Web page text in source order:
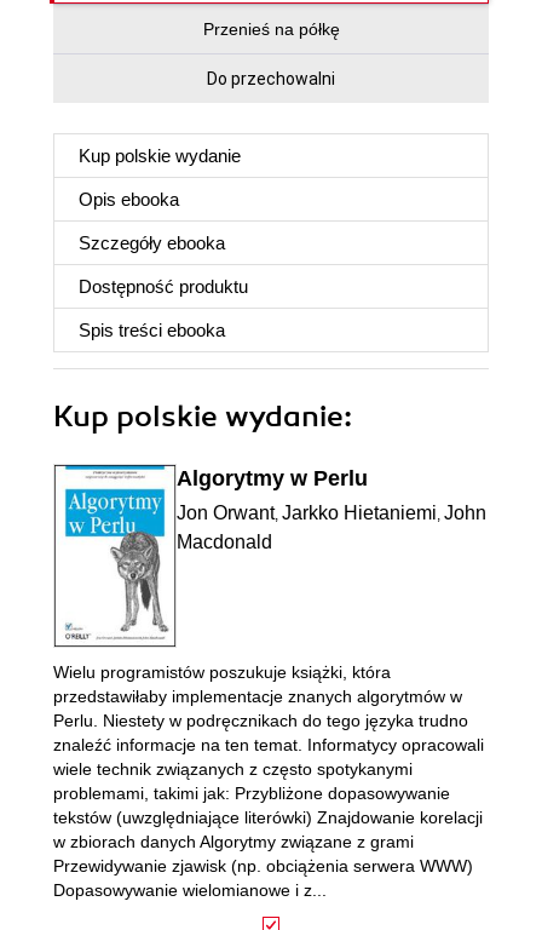
Przenieś na półkę
Do przechowalni
Kup polskie wydanie
Opis ebooka
Szczegóły ebooka
Dostępność produktu
Spis treści ebooka
Kup polskie wydanie:
Algorytmy w Perlu
Jon Orwant, Jarkko Hietaniemi, John
Macdonald
Wielu programistów poszukuje książki, która
przedstawiłaby implementacje znanych algorytmów w
Perlu. Niestety w podręcznikach do tego języka trudno
znaleźć informacje na ten temat. Informatycy opracowali
wiele technik związanych z często spotykanymi
problemami, takimi jak: Przybliżone dopasowywanie
tekstów (uwzględniające literówki) Znajdowanie korelacji
w zbiorach danych Algorytmy związane z grami
Przewidywanie zjawisk (np. obciążenia serwera WWW)
Dopasowywanie wielomianowe i z...